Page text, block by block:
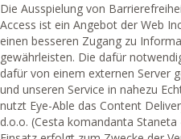
Die Ausspielung von
Access ist ein Angebot der Web
einen besseren Zugang zu
gewährleisten. Die dafür
dafür von einem externen Server
und unseren Service in nahezu
nutzt Eye-Able das Content
d.o.o. (Cesta komandanta